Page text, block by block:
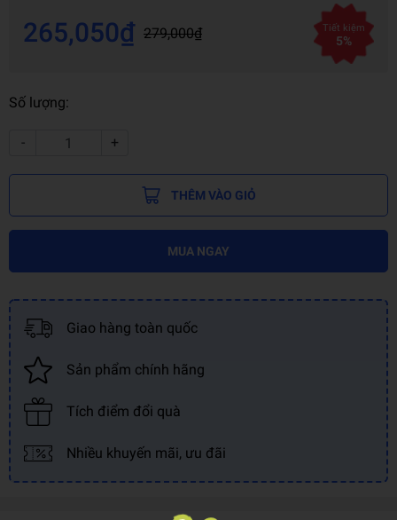
265,050₫ 279,000₫ Tiết kiệm
5%
Số lượng:
- +
THÊM VÀO GIỎ
MUA NGAY
Giao hàng toàn quốc
Sản phẩm chính hãng
Tích điểm đổi quà
Nhiều khuyến mãi, ưu đãi